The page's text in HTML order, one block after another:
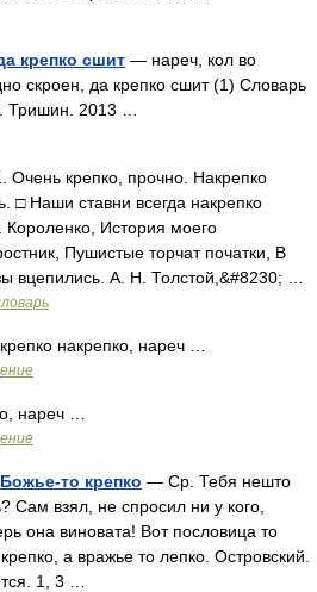
крепко сшит — нареч, кол во
скроен, да крепко сшит (1) Словарь
Тришин. 2013 …
Очень крепко, прочно. Накрепко
□ Наши ставни всегда накрепко
Короленко, История моего
Пушистые торчат початки, В
вцепились. А. Н. Толстой,&#8230; …
накрепко, нареч …
нареч …
то крепко — Ср. Тебя нешто
Сам взял, не спросил ни у кого,
она виновата! Вот пословица то
а вражье то лепко. Островский.
1, 3 …